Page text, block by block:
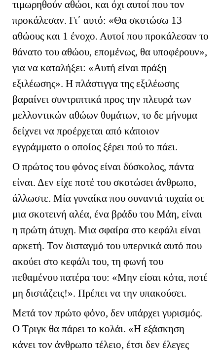
τιμωρηθούν αθώοι, και όχι αυτοί που τον
προκάλεσαν. Γι΄ αυτό: «Θα σκοτώσω 13
αθώους και 1 ένοχο. Αυτοί που προκάλεσαν το
θάνατο του αθώου, επομένως, θα υποφέρουν»,
για να καταλήξει: «Αυτή είναι πράξη
εξιλέωσης». Η πλάστιγγα της εξιλέωσης
βαραίνει συντριπτικά προς την πλευρά των
μελλοντικών αθώων θυμάτων, το δε μήνυμα
δείχνει να προέρχεται από κάποιον
εγγράμματο ο οποίος ξέρει πού το πάει.
Ο πρώτος του φόνος είναι δύσκολος, πάντα
είναι. Δεν είχε ποτέ του σκοτώσει άνθρωπο,
άλλωστε. Μία γυναίκα που συναντά τυχαία σε
μια σκοτεινή αλέα, ένα βράδυ του Μάη, είναι
η πρώτη άτυχη. Μια σφαίρα στο κεφάλι είναι
αρκετή. Τον δισταγμό του υπερνικά αυτό που
ακούει στο κεφάλι του, τη φωνή του
πεθαμένου πατέρα του: «Μην είσαι κότα, ποτέ
μη διστάζεις!». Πρέπει να την υπακούσει.
Μετά τον πρώτο φόνο, δεν υπάρχει γυρισμός.
Ο Τριγκ θα πάρει το κολάι. «Η εξάσκηση
κάνει τον άνθρωπο τέλειο, έτσι δεν έλεγες